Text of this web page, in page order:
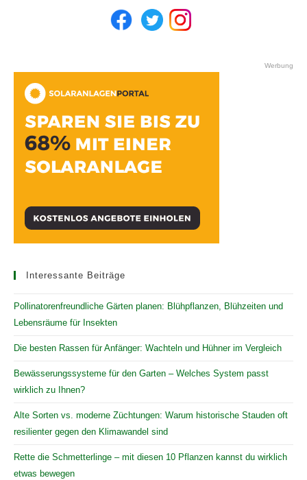
Werbung
Interessante Beiträge
Pollinatorenfreundliche Gärten planen: Blühpflanzen, Blühzeiten und
Lebensräume für Insekten
Die besten Rassen für Anfänger: Wachteln und Hühner im Vergleich
Bewässerungssysteme für den Garten – Welches System passt
wirklich zu Ihnen?
Alte Sorten vs. moderne Züchtungen: Warum historische Stauden oft
resilienter gegen den Klimawandel sind
Rette die Schmetterlinge – mit diesen 10 Pflanzen kannst du wirklich
etwas bewegen